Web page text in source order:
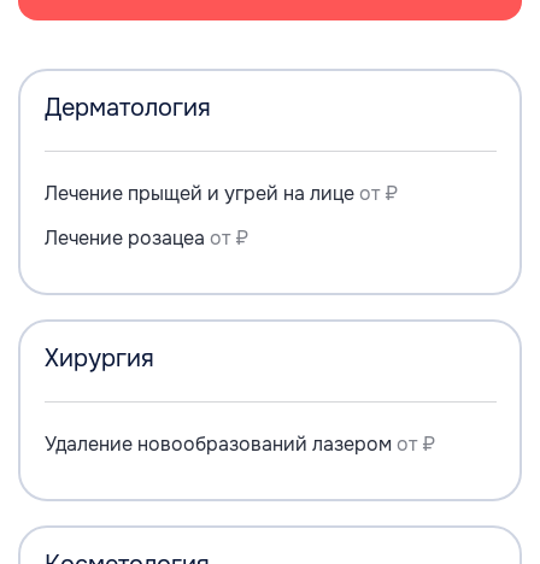
Дерматология
Лечение прыщей и угрей на лицеот ₽
Лечение розацеа от ₽
Хирургия
Удаление новообразований лазеромот ₽